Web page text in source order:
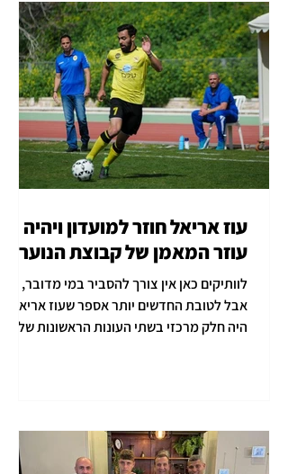
עוז אריאל חוזר למועדון ויהיה
עוזר המאמן של קבוצת הנוער!
לוותיקים כאן אין צורך להסביר במי מדובר,
אבל לטובת החדשים יותר אספר שעוז אריאל
היה חלק מרכזי בשתי העונות הראשונות שלנו